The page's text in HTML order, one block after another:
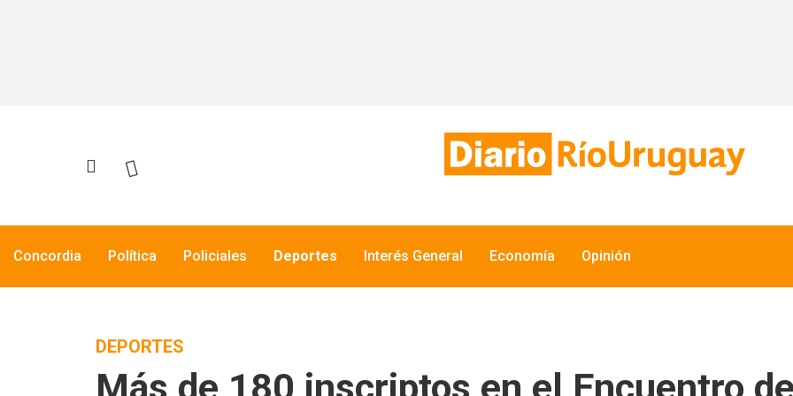
Concordia Política Policiales Deportes Interés General Economía Opinión
DEPORTES
Más de 180 inscriptos en el Encuentro